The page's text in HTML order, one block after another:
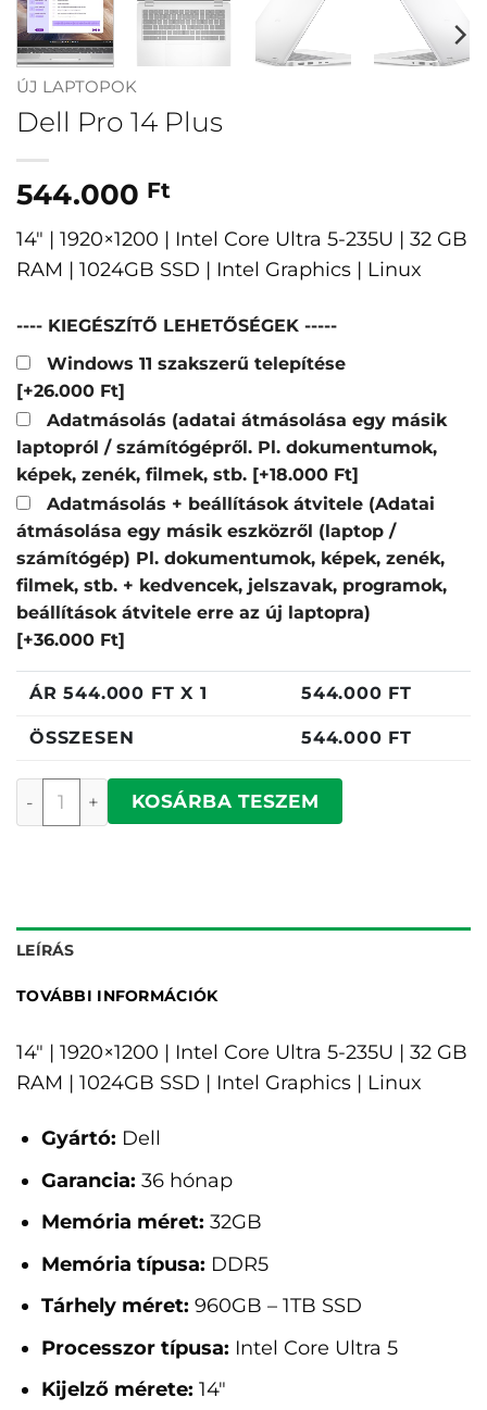
ÚJ LAPTOPOK
Dell Pro 14 Plus
544.000 Ft
14″ | 1920×1200 | Intel Core Ultra 5-235U | 32 GB
RAM | 1024GB SSD | Intel Graphics | Linux
---- KIEGÉSZÍTŐ LEHETŐSÉGEK -----
Windows 11 szakszerű telepítése
[+26.000 Ft]
Adatmásolás (adatai átmásolása egy másik
laptopról / számítógépről. Pl. dokumentumok,
képek, zenék, filmek, stb. [+18.000 Ft]
Adatmásolás + beállítások átvitele (Adatai
átmásolása egy másik eszközről (laptop /
számítógép) Pl. dokumentumok, képek, zenék,
filmek, stb. + kedvencek, jelszavak, programok,
beállítások átvitele erre az új laptopra)
[+36.000 Ft]
ÁR544.000 FT X 1 544.000 FT
ÖSSZESEN 544.000 FT
Dell Pro 14 Plus mennyiség
KOSÁRBA TESZEM
LEÍRÁS
TOVÁBBI INFORMÁCIÓK
14" | 1920×1200 | Intel Core Ultra 5-235U | 32 GB
RAM | 1024GB SSD | Intel Graphics | Linux
Gyártó: Dell
Garancia: 36 hónap
Memória méret: 32GB
Memória típusa: DDR5
Tárhely méret: 960GB – 1TB SSD
Processzor típusa: Intel Core Ultra 5
Kijelző mérete: 14"